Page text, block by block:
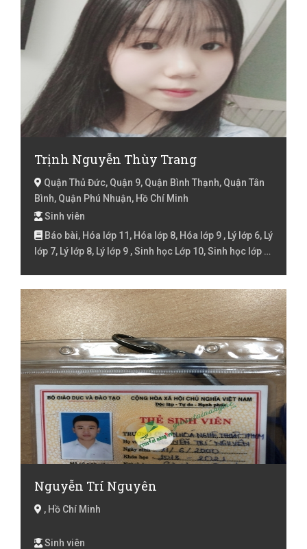
Trịnh Nguyễn Thùy Trang
Quận Thủ Đức, Quận 9, Quận Bình Thạnh, Quận Tân
Bình, Quận Phú Nhuận, Hồ Chí Minh
Sinh viên
Báo bài, Hóa lớp 11, Hóa lớp 8, Hóa lớp 9 , Lý lớp 6, Lý
lớp 7, Lý lớp 8, Lý lớp 9 , Sinh học Lớp 10, Sinh học lớp 6,
6, Toán lớp 7, Toán lớp 8, Toán lớp 9
Nguyễn Trí Nguyên
, Hồ Chí Minh
Sinh viên